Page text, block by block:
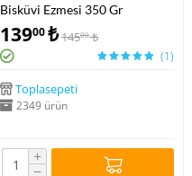
Bisküvi Ezmesi 350 Gr
13900₺14500 ₺
(1)
Toplasepeti
2349 ürün
+
−